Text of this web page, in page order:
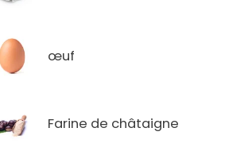
œuf
Farine de châtaigne